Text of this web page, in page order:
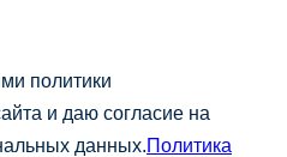
политики
и даю согласие на
данных. Политика